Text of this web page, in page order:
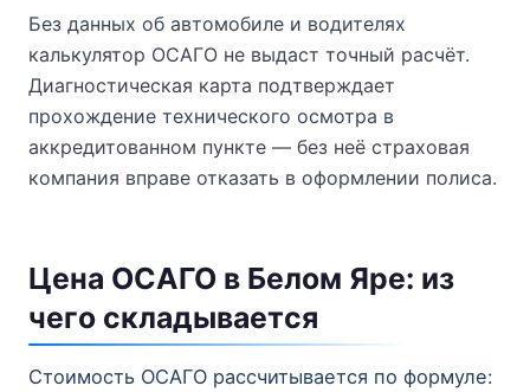
Без данных об автомобиле и водителях
калькулятор ОСАГО не выдаст точный расчёт.
Диагностическая карта подтверждает
прохождение технического осмотра в
аккредитованном пункте — без неё страховая
компания вправе отказать в оформлении полиса.
Цена ОСАГО в Белом Яре: из
чего складывается
Стоимость ОСАГО рассчитывается по формуле: